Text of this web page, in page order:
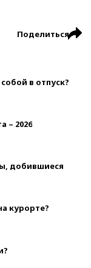
Поделиться
в отпуск?
– 2026
добившиеся
курорте?